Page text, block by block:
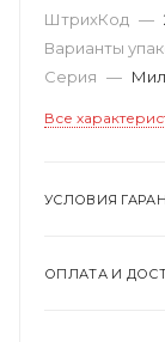
ШтрихКод —
Варианты
Серия —
Все
УСЛОВИЯ
ОПЛАТА И